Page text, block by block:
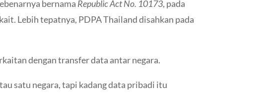
bernama Republic Act No. 10173, pada
Lebih tepatnya, PDPA Thailand disahkan pada
dengan transfer data antar negara.
satu negara, tapi kadang data pribadi itu